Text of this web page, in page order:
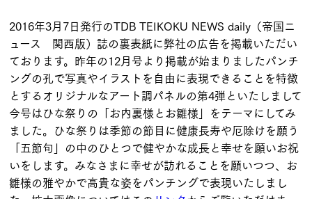
2016年3月7日発行のTDB TEIKOKU NEWS daily（帝国ニ
ュース 関西版）誌の裏表紙に弊社の広告を掲載いただい
ております。昨年の12月号より掲載が始まりましたパンチ
ングの孔で写真やイラストを自由に表現できることを特徴
とするオリジナルなアート調パネルの第4弾といたしまして
今号はひな祭りの「お内裏様とお雛様」をテーマにしてみ
ました。ひな祭りは季節の節目に健康長寿や厄除けを願う
「五節句」の中のひとつで健やかな成長と幸せを願いお祝
いをします。みなさまに幸せが訪れることを願いつつ、お
雛様の雅やかで高貴な姿をパンチングで表現いたしまし